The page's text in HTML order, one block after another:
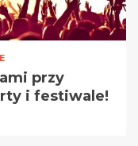
przy
i festiwale!